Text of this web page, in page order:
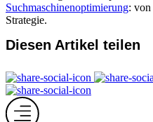
Suchmaschinenoptimierung:
Strategie.
Diesen Artikel teilen